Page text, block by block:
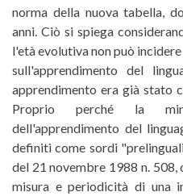
norma della nuova tabella,
anni. Ciò si spiega
l'età evolutiva non può incidere
sull'apprendimento del
apprendimento era già stato
Proprio perché la
dell'apprendimento del
definiti come sordi
del 21 novembre 1988 n.
misura e periodicità di una